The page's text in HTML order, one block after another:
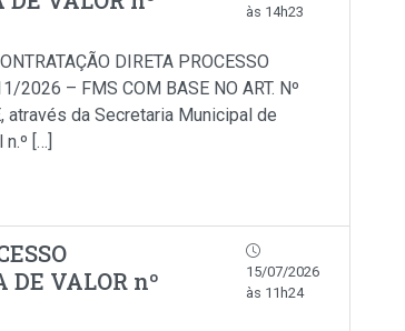
às 14h23
DIRETA PROCESSO
2026 – FMS COM BASE NO ART. Nº
da Secretaria Municipal de
[…]
VALOR nº
15/07/2026
às 11h24